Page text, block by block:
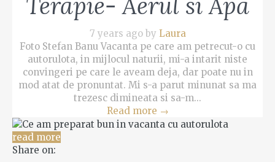
7 years ago by Laura
Foto Stefan Banu Vacanta pe care am petrecut-o cu
autorulota, in mijlocul naturii, mi-a intarit niste
convingeri pe care le aveam deja, dar poate nu in
mod atat de pronuntat. Mi s-a parut minunat sa ma
trezesc dimineata si sa-m...
Read more →
read more
Share on: